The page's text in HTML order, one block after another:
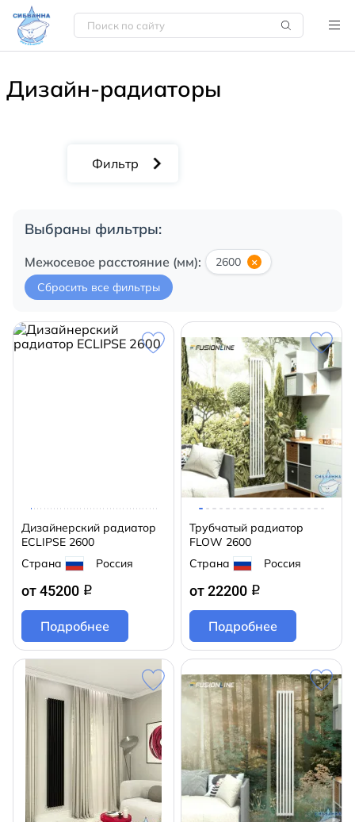
Дизайн-радиаторы
Выбраны фильтры:
Межосевое расстояние (мм): 2600
×
Сбросить все фильтры
Дизайнерский радиатор
ECLIPSE 2600
Страна
Россия
от 45200 q
Подробнее
Трубчатый радиатор
FLOW 2600
Страна
Россия
от 22200 q
Подробнее